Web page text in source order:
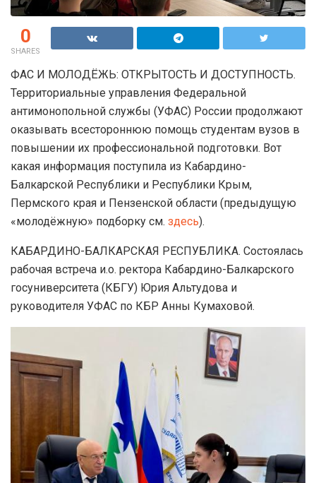
0
SHARES
ФАС И МОЛОДЁЖЬ: ОТКРЫТОСТЬ И ДОСТУПНОСТЬ.
Территориальные управления Федеральной
антимонопольной службы (УФАС) России продолжают
оказывать всестороннюю помощь студентам вузов в
повышении их профессиональной подготовки. Вот
какая информация поступила из Кабардино-
Балкарской Республики и Республики Крым,
Пермского края и Пензенской области (предыдущую
«молодёжную» подборку см. здесь).
КАБАРДИНО-БАЛКАРСКАЯ РЕСПУБЛИКА. Состоялась
рабочая встреча и.о. ректора Кабардино-Балкарского
госуниверситета (КБГУ) Юрия Альтудова и
руководителя УФАС по КБР Анны Кумаховой.